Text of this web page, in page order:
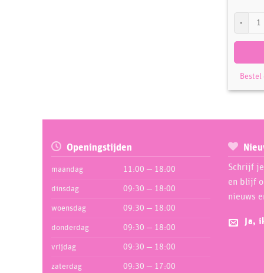
Bestel
Openingstijden
maandag 11:00 — 18:00
dinsdag 09:30 — 18:00
woensdag 09:30 — 18:00
donderdag 09:30 — 18:00
vrijdag 09:30 — 18:00
zaterdag 09:30 — 17:00
Schrijf
en blijf
nieuws
Ja,